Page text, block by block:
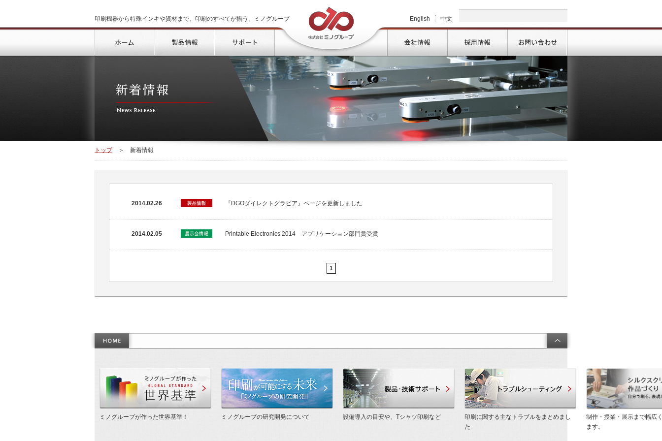
印刷機器から特殊インキや資材まで、印刷のすべてが揃う。ミノグループ
English
中文
トップ
製品情報 サポート 会社情報 採用情報 お問い合わせ
トップ ＞ 新着情報
2014.02.26 『DGOダイレクトグラビア』ページを更新しました
2014.02.05 Printable Electronics 2014 アプリケーション部門賞受賞
1
作った世界基準
ミノグループが作った世界基準！
印刷が可能にする未来「研究開発」
ミノグループの研究開発について
製品・技術サポート
設備導入の目安や、Tシャツ印刷など
トラブルシューティング
印刷に関する主なトラブルをまとめまし
た
制作・授業・展示まで幅広
ます。